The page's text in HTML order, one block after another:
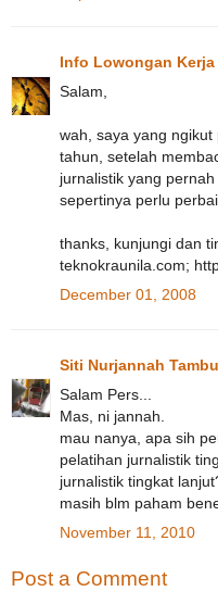
Info Lowongan Kerja
Salam,
wah, saya yang ngikut
tahun, setelah
jurnalistik yang
sepertinya perlu
thanks, kunjungi dan
teknokraunila.com;
December 01, 2008
Siti Nurjannah
Salam Pers...
Mas, ni jannah.
mau nanya, apa sih
pelatihan jurnalistik
jurnalistik tingkat
masih blm paham
November 11, 2010
Post a Comment